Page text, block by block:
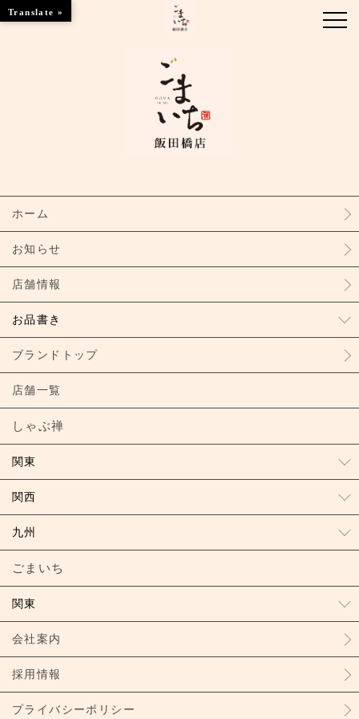
お知らせ
お品書き
ブランドトップ
店舗情報
ホーム
お知らせ
店舗情報
お品書き
ブランドトップ
店舗一覧
しゃぶ禅
関東
関西
九州
ごまいち
関東
会社案内
採用情報
プライバシーポリシー
Translate »